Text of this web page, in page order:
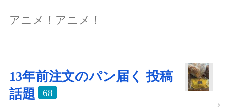
アニメ！アニメ！
13年前注文のパン届く 投稿
話題
68